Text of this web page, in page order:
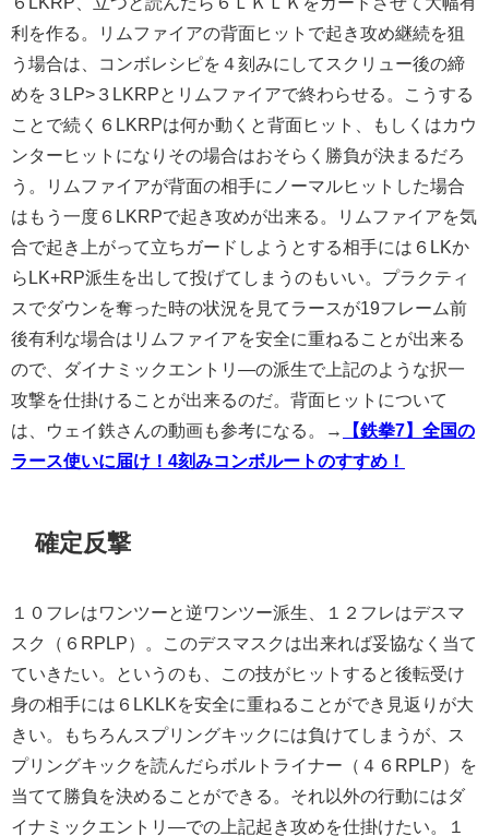
利を作る。リムファイアの背面ヒットで起き攻め継続を狙
う場合は、コンボレシピを４刻みにしてスクリュー後の締
めを３LP>３LKRPとリムファイアで終わらせる。こうする
ことで続く６LKRPは何か動くと背面ヒット、もしくはカウ
ンターヒットになりその場合はおそらく勝負が決まるだろ
う。リムファイアが背面の相手にノーマルヒットした場合
はもう一度６LKRPで起き攻めが出来る。リムファイアを気
合で起き上がって立ちガードしようとする相手には６LKか
らLK+RP派生を出して投げてしまうのもいい。プラクティ
スでダウンを奪った時の状況を見てラースが19フレーム前
後有利な場合はリムファイアを安全に重ねることが出来る
ので、ダイナミックエントリ―の派生で上記のような択一
攻撃を仕掛けることが出来るのだ。背面ヒットについて
は、ウェイ鉄さんの動画も参考になる。→
【鉄拳7】全国の
ラース使いに届け！4刻みコンボルートのすすめ！
確定反撃
１０フレはワンツーと逆ワンツー派生、１２フレはデスマ
スク（６RPLP）。このデスマスクは出来れば妥協なく当て
ていきたい。というのも、この技がヒットすると後転受け
身の相手には６LKLKを安全に重ねることができ見返りが大
きい。もちろんスプリングキックには負けてしまうが、ス
プリングキックを読んだらボルトライナー（４６RPLP）を
当てて勝負を決めることができる。それ以外の行動にはダ
イナミックエントリ―での上記起き攻めを仕掛けたい。１